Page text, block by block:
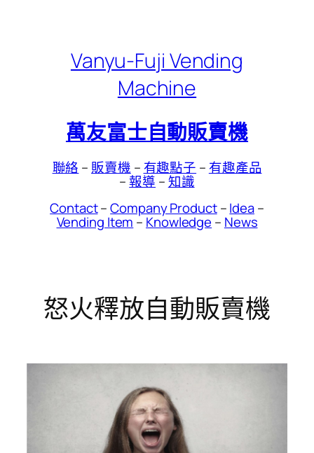
Vanyu-Fuji Vending
Machine
萬友富士自動販賣機
聯絡 – 販賣機 – 有趣點子 – 有趣產品
–報導 –知識
Contact–Company Product–Idea–
Vending Item – Knowledge – News
怒火釋放自動販賣機